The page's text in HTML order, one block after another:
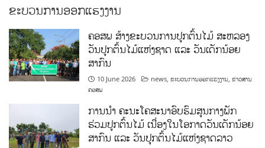
ຂະບວນການອອກແຮງງານ
ຄອສພ ສ້າງຂະບວນການປູກຕົ້ນໄມ້ ສະຫລອງ
ວັນປູກຕົ້ນໄມ້ແຫ່ງຊາດ ແລະ ວັນເດັກນ້ອຍ
ສາກົນ
10 June 2026 news ,ຂະບວນການອອກແຮງງານ ,ຂ່າວສານ
ຄອສພ
ການນໍາ ຄະນະໂຄສະນາອົບຮົມສູນກາງພັກ
ຮ່ວມປູກຕົ້ນໄມ້ ເນື່ອງໃນໂອກາດວັນເດັກນ້ອຍ
ສາກົນ ແລະ ວັນປູກຕົ້ນໄມ້ແຫ່ງຊາດລາວ